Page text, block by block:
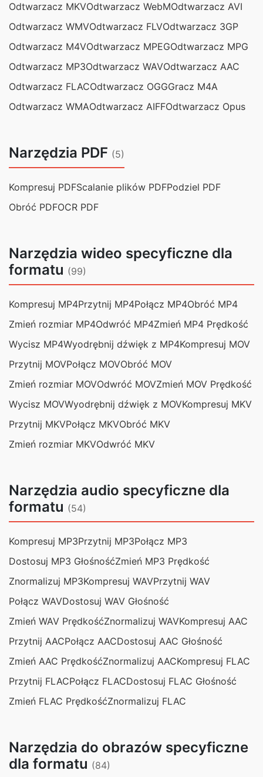
Odtwarzacz MKVOdtwarzacz WebMOdtwarzacz AVI
Odtwarzacz WMVOdtwarzacz FLVOdtwarzacz 3GP
Odtwarzacz M4VOdtwarzacz MPEGOdtwarzacz MPG
Odtwarzacz MP3Odtwarzacz WAVOdtwarzacz AAC
Odtwarzacz FLACOdtwarzacz OGGGracz M4A
Odtwarzacz WMAOdtwarzacz AIFFOdtwarzacz Opus
Narzędzia PDF (5)
Kompresuj PDFScalanie plików PDFPodziel PDF
Obróć PDFOCR PDF
Narzędzia wideo specyficzne dla
formatu (99)
Kompresuj MP4Przytnij MP4Połącz MP4Obróć MP4
Zmień rozmiar MP4Odwróć MP4Zmień MP4 Prędkość
Wycisz MP4Wyodrębnij dźwięk z MP4Kompresuj MOV
Przytnij MOVPołącz MOVObróć MOV
Zmień rozmiar MOVOdwróć MOVZmień MOV Prędkość
Wycisz MOVWyodrębnij dźwięk z MOVKompresuj MKV
Przytnij MKVPołącz MKVObróć MKV
Zmień rozmiar MKVOdwróć MKV
Narzędzia audio specyficzne dla
formatu (54)
Kompresuj MP3Przytnij MP3Połącz MP3
Dostosuj MP3 GłośnośćZmień MP3 Prędkość
Znormalizuj MP3Kompresuj WAVPrzytnij WAV
Połącz WAVDostosuj WAV Głośność
Zmień WAV PrędkośćZnormalizuj WAVKompresuj AAC
Przytnij AACPołącz AACDostosuj AAC Głośność
Zmień AAC PrędkośćZnormalizuj AACKompresuj FLAC
Przytnij FLACPołącz FLACDostosuj FLAC Głośność
Zmień FLAC PrędkośćZnormalizuj FLAC
Narzędzia do obrazów specyficzne
dla formatu (84)